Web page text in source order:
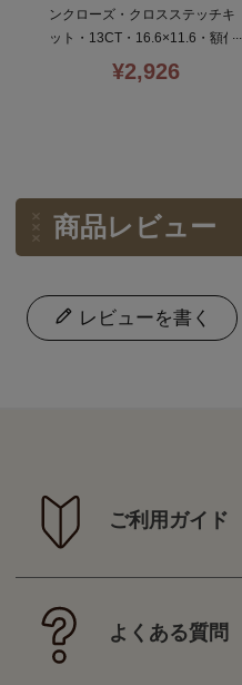
ンクローズ・クロスステッチキ
ット・13CT・16.6×11.6・額付
き・初心者向簡単・olympus
¥2,926
商品レビュー
レビューを書く
ご利用ガイド
よくある質問